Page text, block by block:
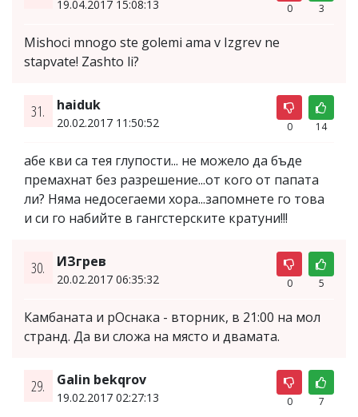
19.04.2017 15:08:13 0 3
Mishoci mnogo ste golemi ama v Izgrev ne
stapvate! Zashto li?
31. haiduk
20.02.2017 11:50:52 0 14
абе кви са тея глупости... не можело да бъде
премахнат без разрешение...от кого от папата
ли? Няма недосегаеми хора...запомнете го това
и си го набийте в гангстерските кратуни!!!
30. ИЗгрев
20.02.2017 06:35:32 0 5
Камбаната и рОснака - вторник, в 21:00 на мол
странд. Да ви сложа на място и двамата.
29. Galin bekqrov
19.02.2017 02:27:13 0 7